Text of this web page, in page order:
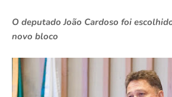
O deputado João Cardoso foi
novo bloco